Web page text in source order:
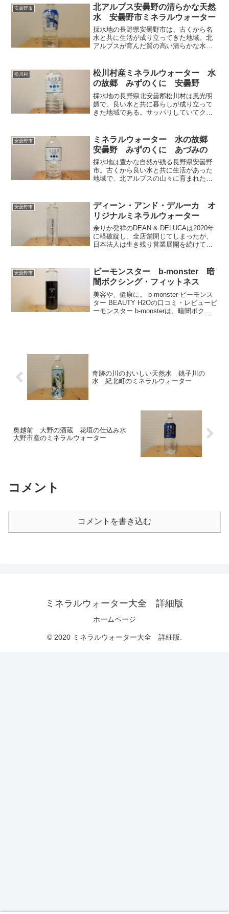
した炭酸水。刺激はバチバチと心地良く
後味はスッキリ。日常使いにおすすめで
きる。プライベートブランドだから安く
購入できるのも良い。
安曇野市
北アルプス安曇野の清らかな天然
水 安曇野市ミネラルウォーター
採水地の長野県安曇野市は、古くから名
水と共に生活が成り立ってきた地域。北
アルプスが育んだ質の高い清らかな水
った。積もった雪がゆっくりと融け、地
に浸透する内に磨かれ湧き出した名水
を、非加熱にこだわってボトリングした
のがこの製品。非加熱＝良い 加熱＝悪
いでは決してないが、非加熱は自然に近
い味が楽しめるメリットがある。
松川村
松川村産ミネラルウォーター 水
の故郷 みずのくに 安曇野
採水地の長野県北安曇郡松川村は風光明
媚で、良い水と共に暮らしが成り立って
きた地域である。サッパリしていてクセ
処理にこだわってボトリングされてい
る。加熱が悪く、非加熱が良いという訳
ではない。非加熱はより自然に近い味を
楽しめるというメリットがある。
安曇野市
ミネラルウォーター 水の故郷
安曇野 みずのくに あづみの
採水地は豊かな自然が残る長野県安曇野
市。古くから良い水と共に生活があった
地域で、北アルプスの山々に育まれた水
地が異なる。500mlの方は松川村産であ
る。さっぱりしていてとても飲みやす
く、日常使いにもおすすめできる。老若
男女人種問わず楽しむ事ができる水だろ
う。
安曇野市
ディーン・アンド・デルーカ オ
リジナルミネラルウォーター
余りか発祥のDEAN & DELUCAは2020年
に軽破綻し、全店舗閉じてしまったが、
日本法人は生き残り営業展開を続けてい
安曇野市は豊かな自然と質の高い水が豊
富で、原水は環境省が選定する日本名水
百選にも選ばれている。サッパリとして
いて後味も軽く飲み易く日常使いにおす
すめできる。
安曇野市
ビーモンスター b-monster 暗
闇ボクシング・フィットネス
美容や、健康に。 b-monster ビーモンス
ター BEAUTY H2Oの口コミ・レビュービ
ーモンスター b-monsterは、暗闇ボクシ
奇跡の川のおいしい天然水 銚子川の
水 紀北町のミネラルウォーター
奥越前 大野の酒蔵 花垣の仕込み水
大野市産のミネラルウォーター
コメント
コメントを書き込む
ミネラルウォーター大全 詳細版
ホームページ
© 2020 ミネラルウォーター大全 詳細版.